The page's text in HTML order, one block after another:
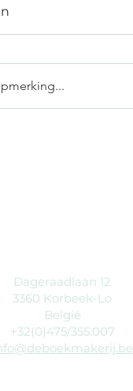
Dageraadlaan 12
3360 Korbeek-Lo
België
+32(0)475/355.007